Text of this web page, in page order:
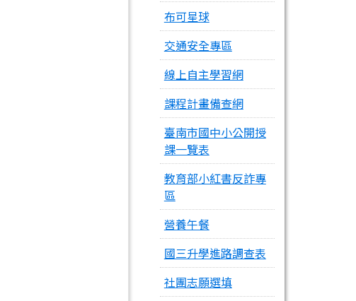
布可星球
交通安全專區
線上自主學習網
課程計畫備查網
臺南市國中小公開授
課一覽表
教育部小紅書反詐專
區
營養午餐
國三升學進路調查表
社團志願選填